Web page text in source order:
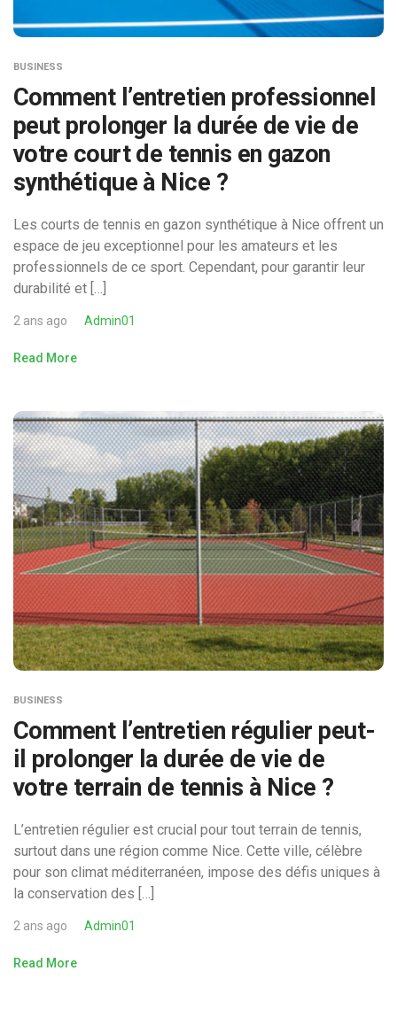
BUSINESS
Comment l’entretien professionnel
peut prolonger la durée de vie de
votre court de tennis en gazon
synthétique à Nice ?
Les courts de tennis en gazon synthétique à Nice offrent un
espace de jeu exceptionnel pour les amateurs et les
professionnels de ce sport. Cependant, pour garantir leur
durabilité et […]
2 ans ago Admin01
Read More
BUSINESS
Comment l’entretien régulier peut-
il prolonger la durée de vie de
votre terrain de tennis à Nice ?
L’entretien régulier est crucial pour tout terrain de tennis,
surtout dans une région comme Nice. Cette ville, célèbre
pour son climat méditerranéen, impose des défis uniques à
la conservation des […]
2 ans ago Admin01
Read More